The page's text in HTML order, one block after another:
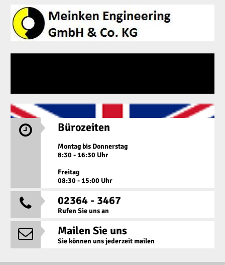
 Bürozeiten
Montag bis Donnerstag
8:30 - 16:30 Uhr
Freitag
08:30 - 15:00 Uhr
 02364 - 3467
Rufen Sie uns an
 Mailen Sie uns
Sie können uns jederzeit mailen